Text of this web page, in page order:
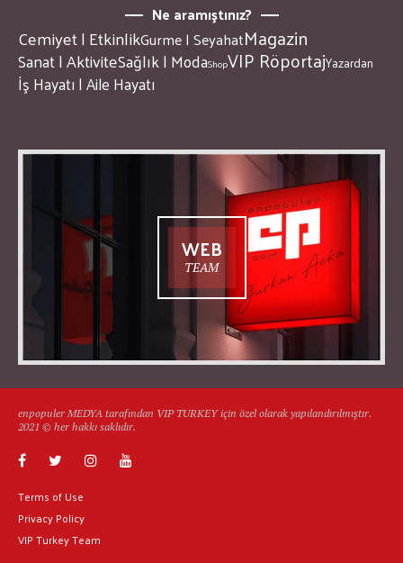
Ne aramıştınız?
Cemiyet | EtkinlikGurme | SeyahatMagazin
Sanat | AktiviteSağlık | ModaShopVIP RöportajYazardan
İş Hayatı | Aile Hayatı
WEB
TEAM
enpopuler MEDYA tarafından VIP TURKEY için özel olarak yapılandırılmıştır.
2021 © her hakkı saklıdır.
Terms of Use
Privacy Policy
VIP Turkey Team